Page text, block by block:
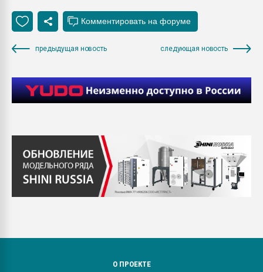
предыдущая новость следующая новость
О ПРОЕКТЕ